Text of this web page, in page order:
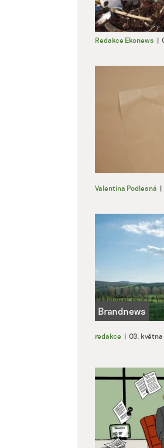
Redakce Ekonews |
Valentina Podlesná |
redakce | 03.